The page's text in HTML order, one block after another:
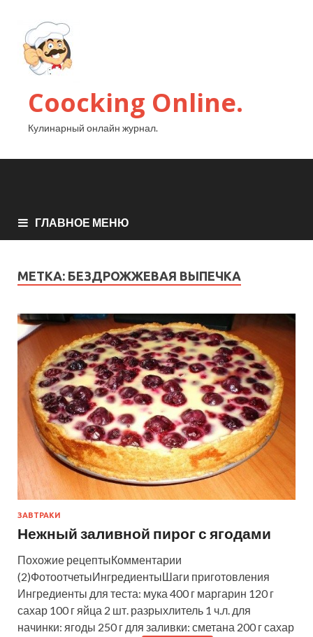
Coocking Online.
Кулинарный онлайн журнал.
ГЛАВНОЕ МЕНЮ
МЕТКА: БЕЗДРОЖЖЕВАЯ ВЫПЕЧКА
ЗАВТРАКИ
Нежный заливной пирог с ягодами
Похожие рецептыКомментарии
(2)ФотоотчетыИнгредиентыШаги приготовления
Ингредиенты для теста: мука 400 г маргарин 120 г
сахар 100 г яйца 2 шт. разрыхлитель 1 ч.л. для
начинки: ягоды 250 г для заливки: сметана 200 г сахар